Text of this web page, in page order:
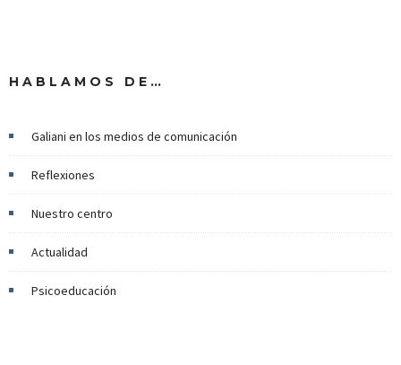
HABLAMOS DE…
Galiani en los medios de comunicación
Reflexiones
Nuestro centro
Actualidad
Psicoeducación